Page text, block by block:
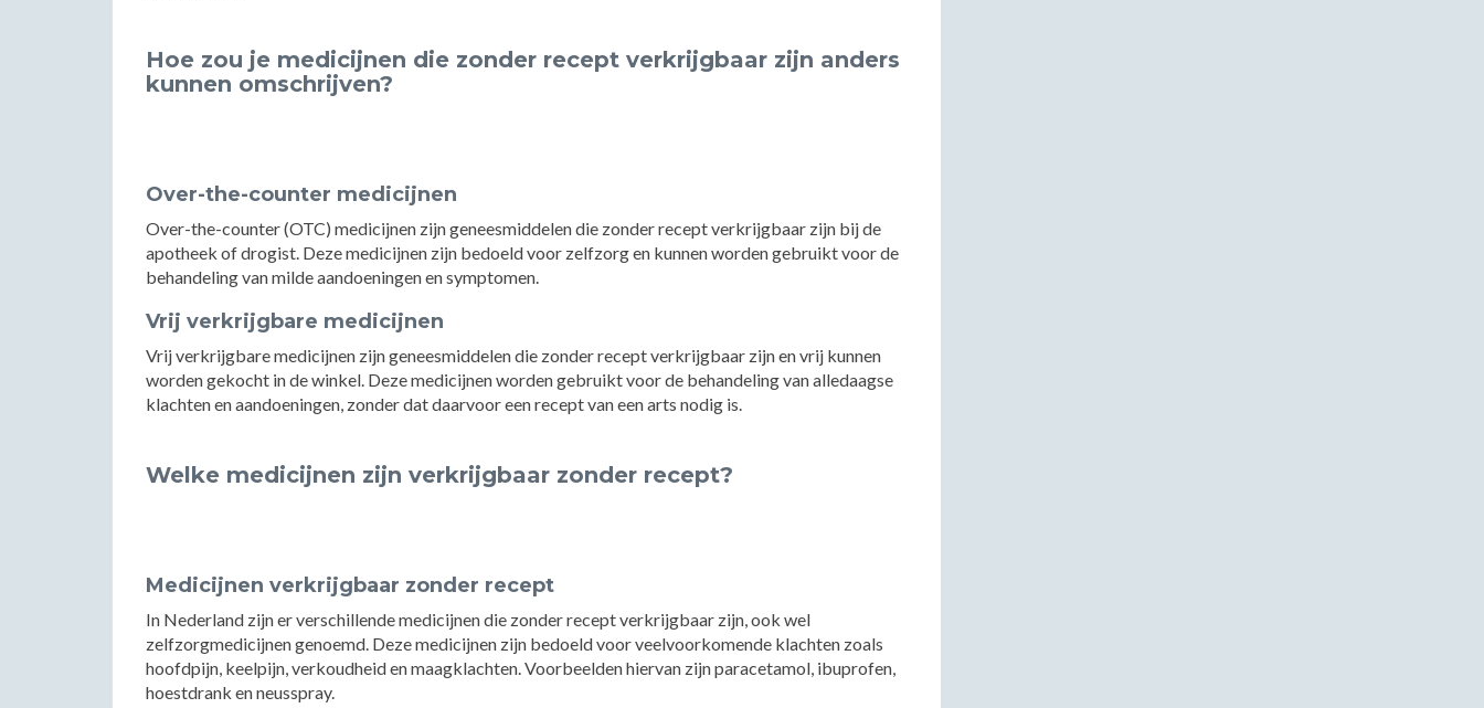
Hoe zou je medicijnen die zonder recept verkrijgbaar zijn anders
kunnen omschrijven?
Over-the-counter medicijnen
Over-the-counter (OTC) medicijnen zijn geneesmiddelen die zonder recept verkrijgbaar zijn bij de
apotheek of drogist. Deze medicijnen zijn bedoeld voor zelfzorg en kunnen worden gebruikt voor de
behandeling van milde aandoeningen en symptomen.
Vrij verkrijgbare medicijnen
Vrij verkrijgbare medicijnen zijn geneesmiddelen die zonder recept verkrijgbaar zijn en vrij kunnen
worden gekocht in de winkel. Deze medicijnen worden gebruikt voor de behandeling van alledaagse
klachten en aandoeningen, zonder dat daarvoor een recept van een arts nodig is.
Welke medicijnen zijn verkrijgbaar zonder recept?
Medicijnen verkrijgbaar zonder recept
In Nederland zijn er verschillende medicijnen die zonder recept verkrijgbaar zijn, ook wel
zelfzorgmedicijnen genoemd. Deze medicijnen zijn bedoeld voor veelvoorkomende klachten zoals
hoofdpijn, keelpijn, verkoudheid en maagklachten. Voorbeelden hiervan zijn paracetamol, ibuprofen,
hoestdrank en neusspray.